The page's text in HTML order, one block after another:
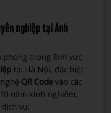
nghiệp tại Ánh
phong trong lĩnh vực
tại Hà Nội, đặc biệt
QR Codevào các
năm kinh nghiệm,
vụ: